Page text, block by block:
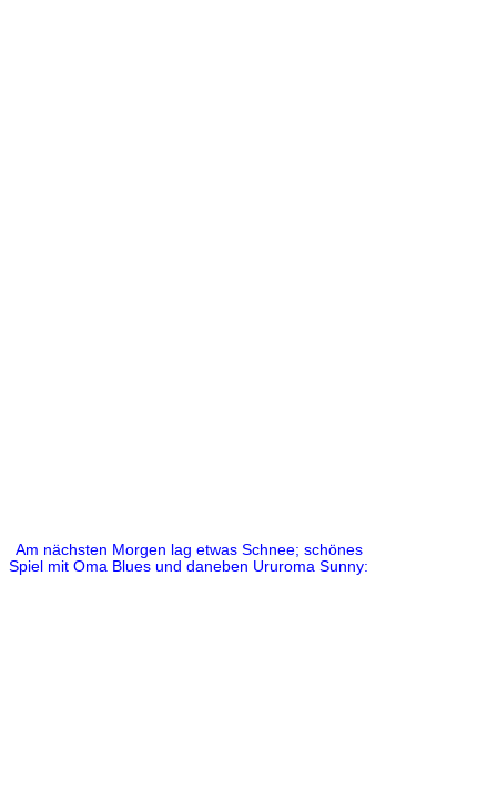
Am nächsten Morgen lag etwas Schnee; schönes
Spiel mit Oma Blues und daneben Ururoma Sunny: